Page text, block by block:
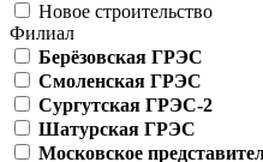
Новое строительство
Филиал
Берёзовская ГРЭС
Смоленская ГРЭС
Сургутская ГРЭС-2
Шатурская ГРЭС
Московское